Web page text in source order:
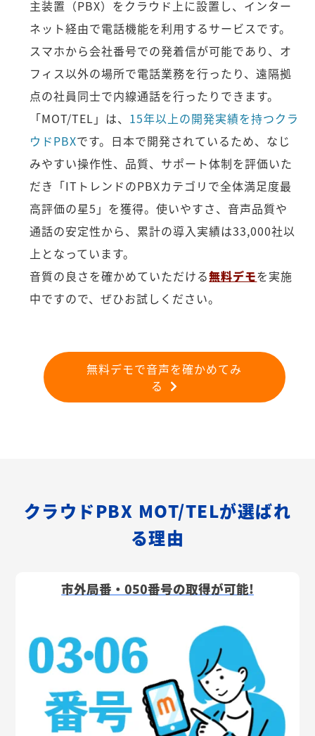
主装置（PBX）をクラウド上に設置し、インター
ネット経由で電話機能を利用するサービスです。
スマホから会社番号での発着信が可能であり、オ
フィス以外の場所で電話業務を行ったり、遠隔拠
点の社員同士で内線通話を行ったりできます。
「MOT/TEL」は、 15年以上の開発実績を持つクラ
ウドPBXです。日本で開発されているため、なじ
みやすい操作性、品質、サポート体制を評価いた
だき「ITトレンドのPBXカテゴリで全体満足度最
高評価の星5」を獲得。使いやすさ、音声品質や
通話の安定性から、累計の導入実績は33,000社以
上となっています。
音質の良さを確かめていただける無料デモを実施
中ですので、ぜひお試しください。
無料デモで音声を確かめてみ
る
クラウドPBX MOT/TELが選ばれ
る理由
市外局番・050番号の取得が可能!